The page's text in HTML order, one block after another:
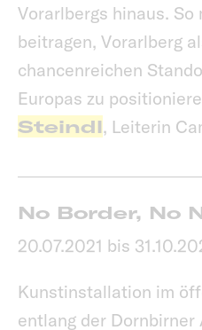
No Border, No
20.07.2021 bis
Kunstinstallation im
entlang der Dornbirner
Vorarlbergs hinaus. So
beitragen, Vorarlberg
chancenreichen
Europas zu
Steindl, Leiterin